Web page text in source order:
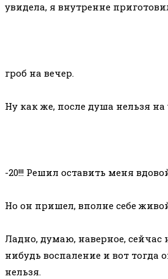
увидела, я внутренне
гроб на вечер.
Ну как же, после душа нельзя на
-20!!! Решил оставить меня
Но он пришел, вполне себе
Ладно, думаю, наверное, сейчас
нибудь воспаление и вот тогда
нельзя.